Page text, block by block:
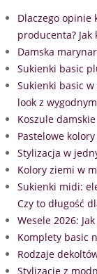
Dlaczego opinie
producenta?
Damska
Sukienki basic
Sukienki basic
look z
Koszule
Pastelowe
Stylizacja w
Kolory ziemi w
Sukienki midi:
Czy to długość
Wesele 2026:
Komplety basic
Rodzaje
Stylizacje z